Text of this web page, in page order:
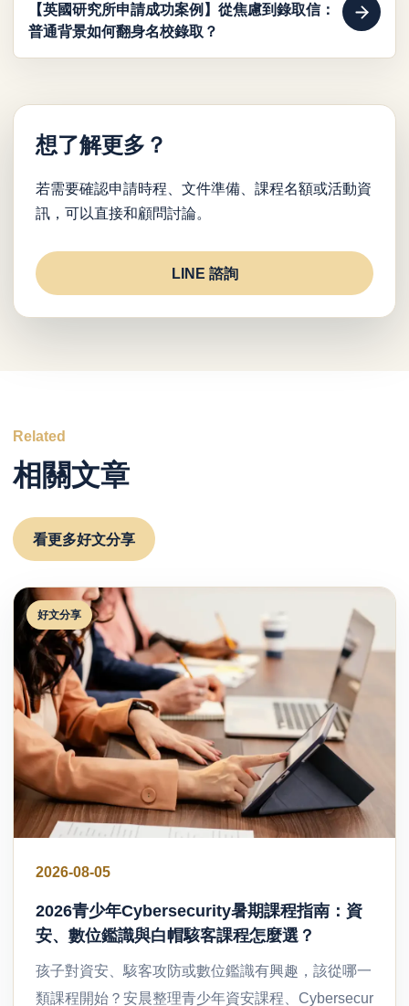
【英國研究所申請成功案例】從焦慮到錄取信：
普通背景如何翻身名校錄取？
想了解更多？
若需要確認申請時程、文件準備、課程名額或活動資
訊，可以直接和顧問討論。
LINE 諮詢
Related
相關文章
看更多好文分享
好文分享
2026-08-05
2026青少年Cybersecurity暑期課程指南：資
安、數位鑑識與白帽駭客課程怎麼選？
孩子對資安、駭客攻防或數位鑑識有興趣，該從哪一
類課程開始？安晨整理青少年資安課程、Cybersecur